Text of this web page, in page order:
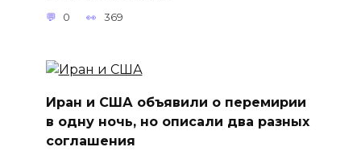
0 369
Иран и США объявили о перемирии
в одну ночь, но описали два разных
соглашения